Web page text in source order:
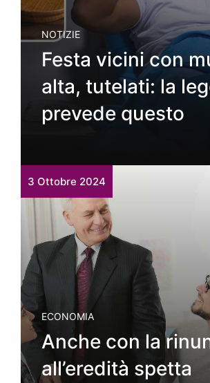
NOTIZIE
Festa vicini con
alta, tutelati: la
prevede questo
3 Ottobre 2024
ECONOMIA
Anche con la
all’eredità spetta